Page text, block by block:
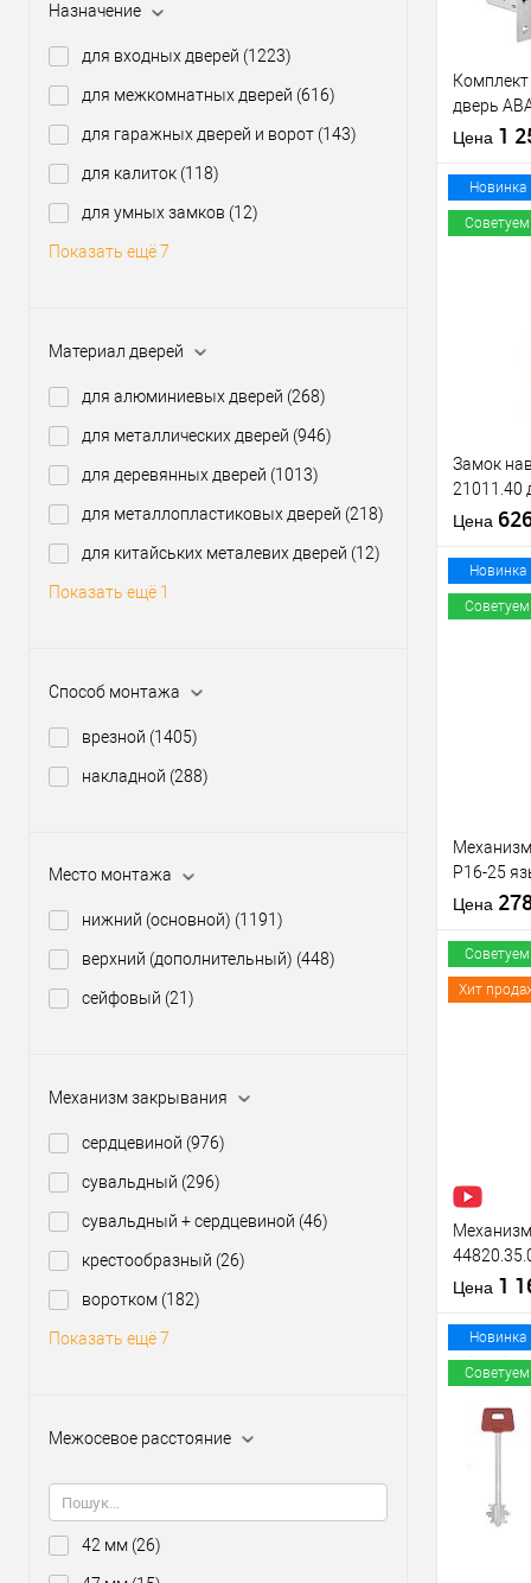
Назначение
для входных дверей (1223)
для межкомнатных дверей (616)
для гаражных дверей и ворот (143)
для калиток (118)
для умных замков (12)
Показать ещё 7
Материал дверей
для алюминиевых дверей (268)
для металлических дверей (946)
для деревянных дверей (1013)
для металлопластиковых дверей (218)
для китайських металевих дверей (12)
Показать ещё 1
Способ монтажа
врезной (1405)
накладной (288)
Место монтажа
нижний (основной) (1191)
верхний (дополнительный) (448)
сейфовый (21)
Механизм закрывания
сердцевиной (976)
сувальдный (296)
сувальдный + сердцевиной (46)
крестообразный (26)
воротком (182)
Показать ещё 7
Межосевое расстояние
42 мм (26)
Материал
Страна
Статус
дверь
Цена 1
Материал
Страна
Новинка
Советуем
Замок
21011.40
мм, 2
Цена
В
Тип товара
Тип ключа
Страна
Новинка
Советуем
P16-25
матовый
Цена
В
Тип товара
Материал
Страна
Межосевое
расстояние
Советуем
Хит
Механизм
Цена 1
В
Новинка
Советуем